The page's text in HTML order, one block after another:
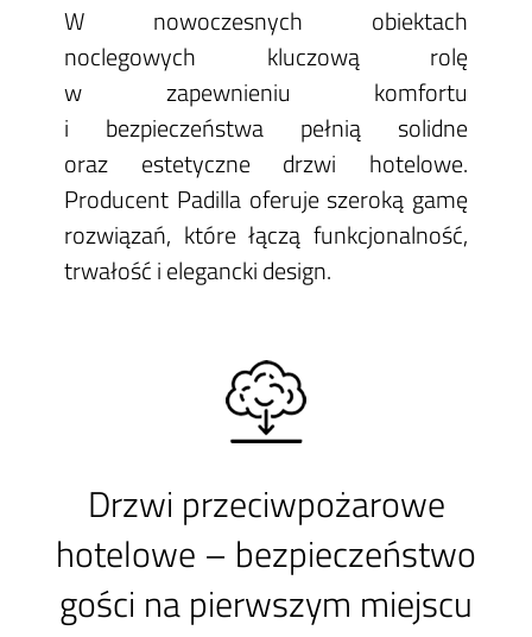
W nowoczesnych obiektach
noclegowych kluczową rolę
w zapewnieniu komfortu
i bezpieczeństwa pełnią solidne
oraz estetyczne drzwi hotelowe.
Producent Padilla oferuje szeroką gamę
rozwiązań, które łączą funkcjonalność,
trwałość i elegancki design.
Drzwi przeciwpożarowe
hotelowe – bezpieczeństwo
gości na pierwszym miejscu